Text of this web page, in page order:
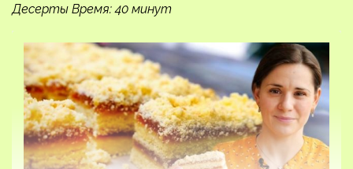
Десерты Время: 40 минут